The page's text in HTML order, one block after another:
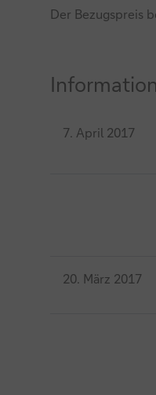
Der Bezugspreis
Information
7. April 2017
20. März 2017